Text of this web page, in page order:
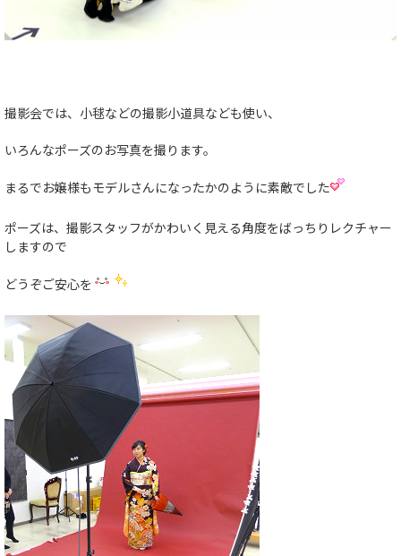
撮影会では、小毬などの撮影小道具なども使い、
いろんなポーズのお写真を撮ります。
まるでお嬢様もモデルさんになったかのように素敵でした
ポーズは、撮影スタッフがかわいく見える角度をばっちりレクチャー
しますので
どうぞご安心を